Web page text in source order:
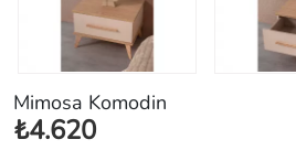
Mimosa Komodin
₺4.620